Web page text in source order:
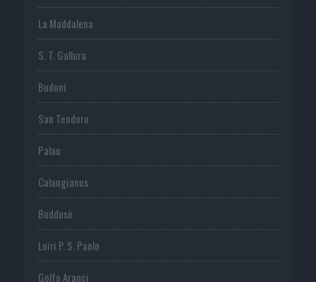
La Maddalena
S. T. Gallura
Budoni
San Teodoro
Palau
Calangianus
Buddusò
Loiri P. S. Paolo
Golfo Aranci